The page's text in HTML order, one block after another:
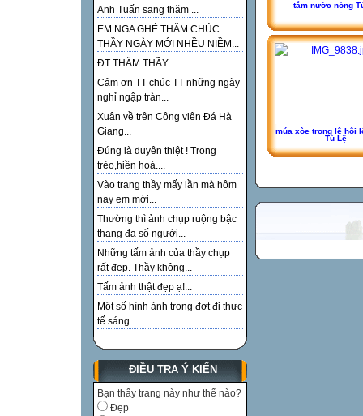
Anh Tuấn sang thăm ...
EM NGA GHÉ THĂM CHÚC
THẦY NGÀY MỚI NHỀU NIỀM...
ĐT THĂM THẦY...
Cảm ơn TT chúc TT những ngày
nghỉ ngập tràn...
Xuân về trên Công viên Đá Hà
Giang...
Đúng là duyên thiệt ! Trong
trẻo,hiền hoà....
Vào trang thầy mấy lần mà hôm
nay em mới...
Thường thì ảnh chụp ruộng bậc
thang đa số người...
Những tấm ảnh của thầy chụp
rất đẹp. Thầy không...
Tấm ảnh thật đẹp ạ!...
Một số hình ảnh trong đợt đi thực
tế sáng...
ĐIỀU TRA Ý KIẾN
Bạn thấy trang này như thế nào?
Đẹp
tắm nước nóng
múa xòe trong lê hội
Tú Lệ